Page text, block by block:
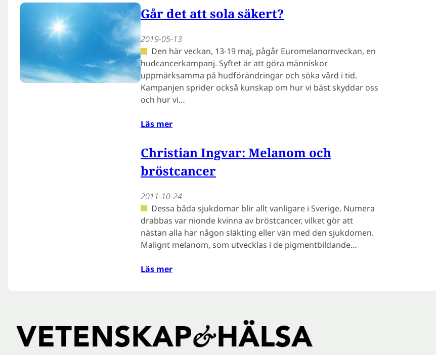
Går det att sola säkert?
2019-05-13
Den här veckan, 13-19 maj, pågår Euromelanomveckan, en
hudcancerkampanj. Syftet är att göra människor
uppmärksamma på hudförändringar och söka vård i tid.
Kampanjen sprider också kunskap om hur vi bäst skyddar oss
och hur vi…
Läs mer
Christian Ingvar: Melanom och
bröstcancer
2011-10-24
Dessa båda sjukdomar blir allt vanligare i Sverige. Numera
drabbas var nionde kvinna av bröstcancer, vilket gör att
nästan alla har någon släkting eller vän med den sjukdomen.
Malignt melanom, som utvecklas i de pigmentbildande…
Läs mer